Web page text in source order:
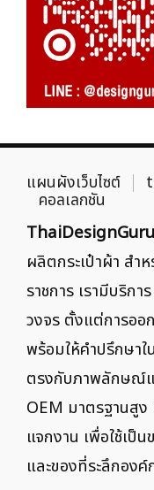
แผนผังเว็บไซต์
คอลเลกชัน
ThaiDesignGuru
ผลิตกระเป๋าผ้า สำ
ราชการ เรามีบริก
วงจร ตั้งแต่การออ
พร้อมให้คำปรึกษาใ
ตรงกับภาพลักษณ์แ
OEM มาตรฐานสูง
แจกงาน เพื่อใช้เ
และของที่ระลึกองค์